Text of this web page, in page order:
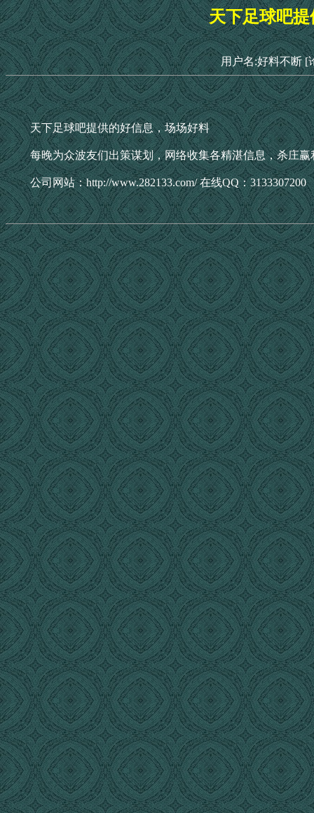
天下足球吧
用户名:好料不断 [
天下足球吧提供的好信息，场场好料
每晚为众波友们出策谋划，网络收集各精湛信息，杀庄赢
公司网站：http://www.282133.com/ 在线QQ：3133307200